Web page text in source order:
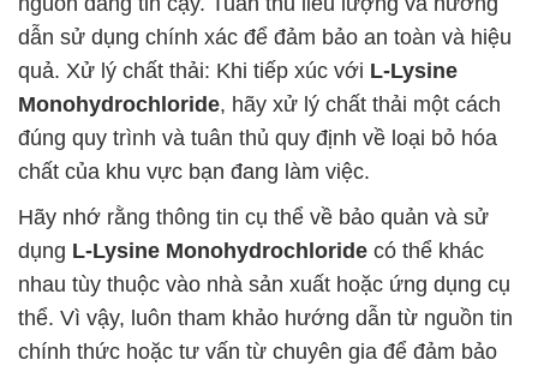
dẫn sử dụng chính xác để đảm bảo an toàn và hiệu
quả. Xử lý chất thải: Khi tiếp xúc với L-Lysine
Monohydrochloride, hãy xử lý chất thải một cách
đúng quy trình và tuân thủ quy định về loại bỏ hóa
chất của khu vực bạn đang làm việc.
Hãy nhớ rằng thông tin cụ thể về bảo quản và sử
dụng L-Lysine Monohydrochloride có thể khác
nhau tùy thuộc vào nhà sản xuất hoặc ứng dụng cụ
thể. Vì vậy, luôn tham khảo hướng dẫn từ nguồn tin
chính thức hoặc tư vấn từ chuyên gia để đảm bảo